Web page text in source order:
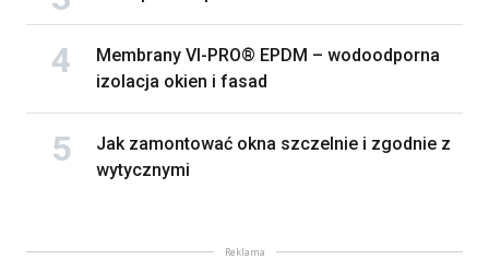
Membrany VI-PRO® EPDM – wodoodporna
izolacja okien i fasad
Jak zamontować okna szczelnie i zgodnie z
wytycznymi
Reklama